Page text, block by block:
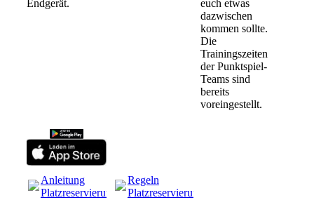
Endgerät.
euch etwas
dazwischen
kommen sollte.
Die
Trainingszeiten
der Punktspiel-
Teams sind
bereits
voreingestellt.
Anleitung
Platzreservierungssystem.pdf(126.52KB)
Regeln
Platzreservierung.pdf